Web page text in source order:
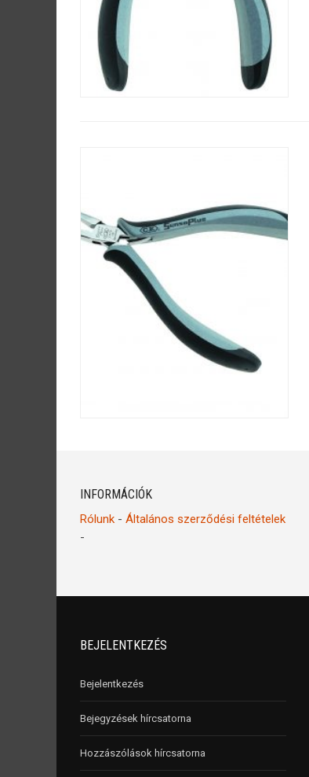
INFORMÁCIÓK
Rólunk - Általános szerződési feltételek
-
BEJELENTKEZÉS
Bejelentkezés
Bejegyzések hírcsatorna
Hozzászólások hírcsatorna